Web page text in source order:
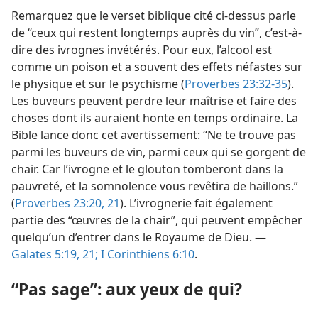
Remarquez que le verset biblique cité ci-dessus parle
de “ceux qui restent longtemps auprès du vin”, c’est-à-
dire des ivrognes invétérés. Pour eux, l’alcool est
comme un poison et a souvent des effets néfastes sur
le physique et sur le psychisme (Proverbes 23:32-35).
Les buveurs peuvent perdre leur maîtrise et faire des
choses dont ils auraient honte en temps ordinaire. La
Bible lance donc cet avertissement: “Ne te trouve pas
parmi les buveurs de vin, parmi ceux qui se gorgent de
chair. Car l’ivrogne et le glouton tomberont dans la
pauvreté, et la somnolence vous revêtira de haillons.”
(Proverbes 23:20, 21). L’ivrognerie fait également
partie des “œuvres de la chair”, qui peuvent empêcher
quelqu’un d’entrer dans le Royaume de Dieu. —
Galates 5:19, 21; I Corinthiens 6:10.
“Pas sage”: aux yeux de qui?